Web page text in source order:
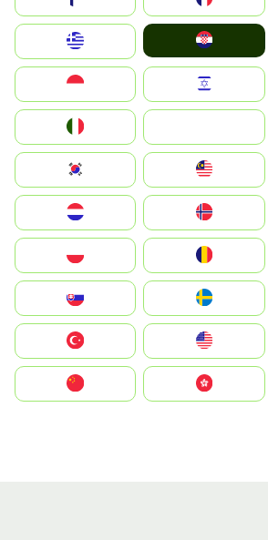
Magyarország
South Korea
United States
中國香港特別行政區